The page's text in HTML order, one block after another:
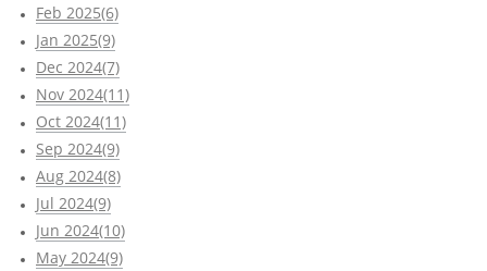
Feb 2025(6)
Jan 2025(9)
Dec 2024(7)
Nov 2024(11)
Oct 2024(11)
Sep 2024(9)
Aug 2024(8)
Jul 2024(9)
Jun 2024(10)
May 2024(9)